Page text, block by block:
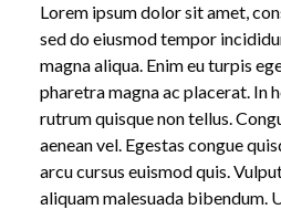
Lorem ipsum dolor sit amet,
sed do eiusmod tempor
magna aliqua. Enim eu turpis
pharetra magna ac placerat. In
rutrum quisque non tellus.
aenean vel. Egestas congue
arcu cursus euismod quis.
aliquam malesuada bibendum.